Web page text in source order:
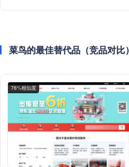
菜鸟的最佳替代品（竞品对比）
76%相似度